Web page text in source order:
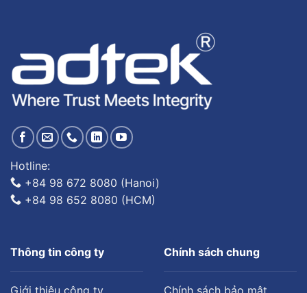
Hotline:
+84 98 672 8080 (Hanoi)
+84 98 652 8080 (HCM)
Thông tin công ty Chính sách chung